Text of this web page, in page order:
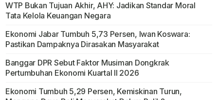
WTP Bukan Tujuan Akhir, AHY: Jadikan Standar Moral
Tata Kelola Keuangan Negara
Ekonomi Jabar Tumbuh 5,73 Persen, Iwan Koswara:
Pastikan Dampaknya Dirasakan Masyarakat
Banggar DPR Sebut Faktor Musiman Dongkrak
Pertumbuhan Ekonomi Kuartal II 2026
Ekonomi Tumbuh 5,29 Persen, Kemiskinan Turun,